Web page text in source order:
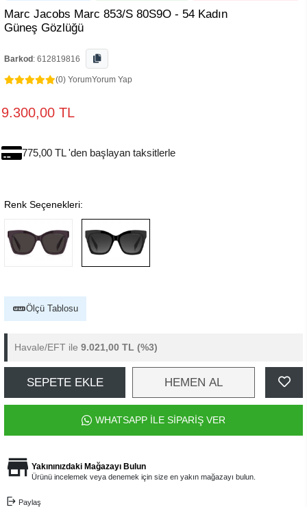
Marc Jacobs Marc 853/S 80S9O - 54 Kadın
Güneş Gözlüğü
Barkod : 612819816
(0) YorumYorum Yap
9.300,00 TL
775,00 TL 'den başlayan taksitlerle
Renk Seçenekleri:
Ölçü Tablosu
Havale/EFT ile 9.021,00 TL (%3)
SEPETE EKLE HEMEN AL
WHATSAPP İLE SİPARİŞ VER
Yakınınızdaki Mağazayı Bulun
Ürünü incelemek veya denemek için size en yakın mağazayı bulun.
Paylaş